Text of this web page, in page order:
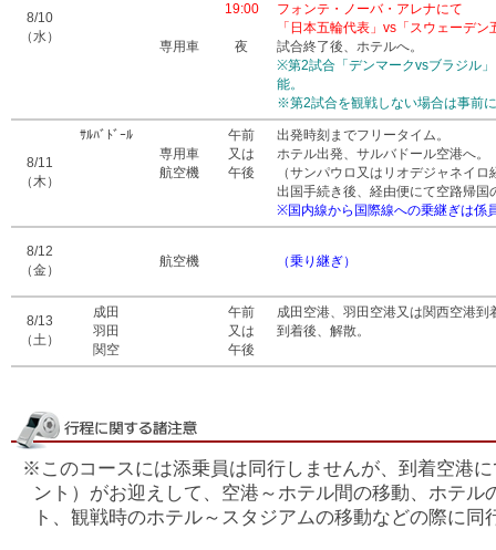
8/10
（水）
専用車
19:00
夜
フォンテ・ノーバ・アレナにて
「日本五輪代表」vs「スウェーデ
試合終了後、ホテルへ。
※第2試合「デンマークvsブラジル
能。
※第2試合を観戦しない場合は事前
8/11
（木）
ｻﾙﾊﾞﾄﾞｰﾙ
専用車
航空機
午前
又は
午後
出発時刻までフリータイム。
ホテル出発、サルバドール空港へ。
（サンパウロ又はリオデジャネイロ
出国手続き後、経由便にて空路帰国
※国内線から国際線への乗継ぎは係
8/12
（金）
航空機 （乗り継ぎ）
8/13
（土）
成田
羽田
関空
午前
又は
午後
成田空港、羽田空港又は関西空港到
到着後、解散。
※このコースには添乗員は同行しませんが、到着空港
ント）がお迎えして、空港～ホテル間の移動、ホテル
ト、観戦時のホテル～スタジアムの移動などの際に同